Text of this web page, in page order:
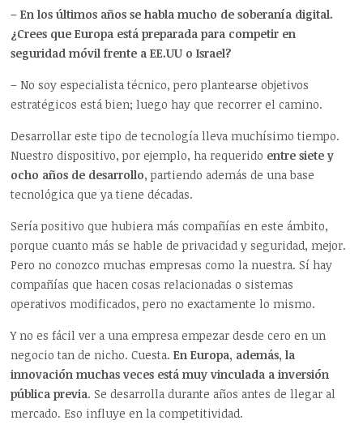
– En los últimos años se habla mucho de soberanía digital.
¿Crees que Europa está preparada para competir en
seguridad móvil frente a EE.UU o Israel?
– No soy especialista técnico, pero plantearse objetivos
estratégicos está bien; luego hay que recorrer el camino.
Desarrollar este tipo de tecnología lleva muchísimo tiempo.
Nuestro dispositivo, por ejemplo, ha requerido entre siete y
ocho años de desarrollo, partiendo además de una base
tecnológica que ya tiene décadas.
Sería positivo que hubiera más compañías en este ámbito,
porque cuanto más se hable de privacidad y seguridad, mejor.
Pero no conozco muchas empresas como la nuestra. Sí hay
compañías que hacen cosas relacionadas o sistemas
operativos modificados, pero no exactamente lo mismo.
Y no es fácil ver a una empresa empezar desde cero en un
negocio tan de nicho. Cuesta.En Europa, además, la
innovación muchas veces está muy vinculada a inversión
pública previa. Se desarrolla durante años antes de llegar al
mercado. Eso influye en la competitividad.